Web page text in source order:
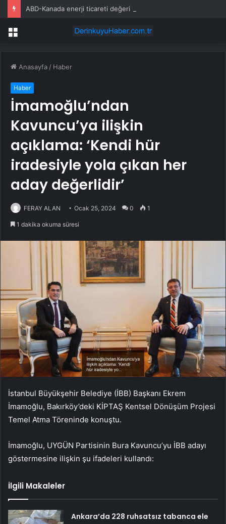
Menü
Anasayfa / Haber
Haber
İmamoğlu’ndan
Kavuncu’ya ilişkin
açıklama: ‘Kendi hür
iradesiyle yola çıkan her
aday değerlidir’
FERAY ALAN Ocak 25, 2024 0 1
1 dakika okuma süresi
İstanbul Büyükşehir Belediye (İBB) Başkanı Ekrem
İmamoğlu, Bakırköy’deki KİPTAŞ Kentsel Dönüşüm Projesi
Temel Atma Töreninde konuştu.
İmamoğlu, UYGÜN Partisinin Bura Kavuncu’yu İBB adayı
göstermesine ilişkin şu ifadeleri kullandı:
İlgili Makaleler
Ankara’da 228 ruhsatsız tabanca ele